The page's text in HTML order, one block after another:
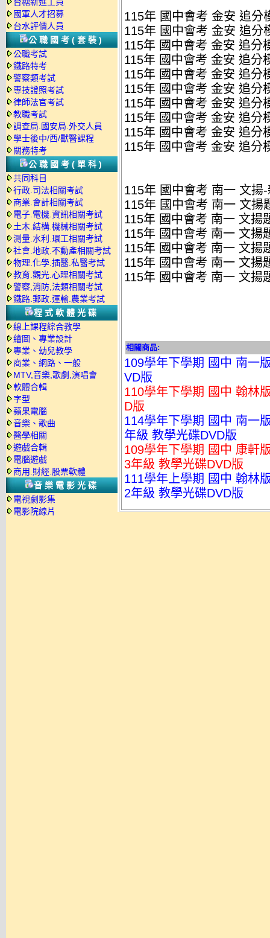
國軍人才招募
台水評價人員
公職國考(套裝)
公職考試
鐵路特考
警察類考試
專技證照考試
律師法官考試
教職考試
調查局.國安局.外交人員
學士後中/西/獸醫課程
關務特考
公職國考(單科)
共同科目
行政.司法相關考試
商業.會計相關考試
電子.電機.資訊相關考試
土木.結構.機械相關考試
測量.水利.環工相關考試
社會.地政.不動產相關考試
物理.化學.插醫.私醫考試
教育.觀光.心理相關考試
警察,消防,法類相關考試
鐵路.郵政.運輸.農業考試
程式軟體光碟
線上課程綜合教學
繪圖、專業設計
專業、幼兒教學
商業、網路、一般
MTV,音樂,歌劇,演唱會
軟體合輯
字型
蘋果電腦
音樂、歌曲
醫學相關
遊戲合輯
電腦遊戲
商用.財經.股票軟體
音樂電影光碟
電視劇影集
電影院線片
115年 國中會考 金安 追分
115年 國中會考 金安 追分
115年 國中會考 金安 追分
115年 國中會考 金安 追分
115年 國中會考 金安 追分
115年 國中會考 金安 追分
115年 國中會考 金安 追分
115年 國中會考 金安 追分
115年 國中會考 金安 追分
115年 國中會考 金安 追分
115年 國中會考 南一 文揚
115年 國中會考 南一 文揚
115年 國中會考 南一 文揚
115年 國中會考 南一 文揚
115年 國中會考 南一 文揚
115年 國中會考 南一 文揚
115年 國中會考 南一 文揚
相關商品:
109學年下學期 國中 南一
VD版
110學年下學期 國中 翰林
D版
114學年下學期 國中 南一
年級 教學光碟DVD版
109學年下學期 國中 康軒
3年級 教學光碟DVD版
111學年上學期 國中 翰林
2年級 教學光碟DVD版